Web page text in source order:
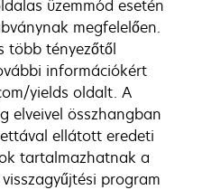
üzemmód esetén
megfelelően.
több tényezőtől
információkért
yields oldalt. A
elveivel összhangban
ellátott eredeti
tartalmazhatnak a
program